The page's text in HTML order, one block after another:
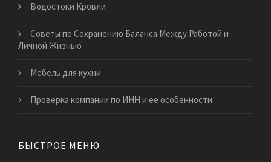
Водостоки Кровли
Советы по Сохранению Баланса Между Работой и
Личной Жизнью
Мебель для кухни
Проверка компании по ИНН и ее особенности
БЫСТРОЕ МЕНЮ